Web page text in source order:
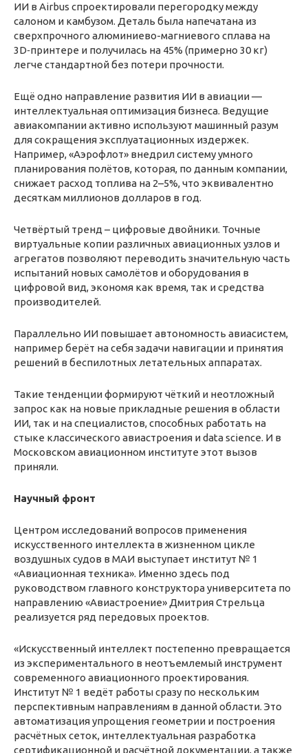
ИИ в Airbus спроектировали перегородку между
салоном и камбузом. Деталь была напечатана из
сверхпрочного алюминиево-магниевого сплава на
3D‑принтере и получилась на 45% (примерно 30 кг)
легче стандартной без потери прочности.
Ещё одно направление развития ИИ в авиации —
интеллектуальная оптимизация бизнеса. Ведущие
авиакомпании активно используют машинный разум
для сокращения эксплуатационных издержек.
Например, «Аэрофлот» внедрил систему умного
планирования полётов, которая, по данным компании,
снижает расход топлива на 2–5%, что эквивалентно
десяткам миллионов долларов в год.
Четвёртый тренд – цифровые двойники. Точные
виртуальные копии различных авиационных узлов и
агрегатов позволяют переводить значительную часть
испытаний новых самолётов и оборудования в
цифровой вид, экономя как время, так и средства
производителей.
Параллельно ИИ повышает автономность авиасистем,
например берёт на себя задачи навигации и принятия
решений в беспилотных летательных аппаратах.
Такие тенденции формируют чёткий и неотложный
запрос как на новые прикладные решения в области
ИИ, так и на специалистов, способных работать на
стыке классического авиастроения и data science. И в
Московском авиационном институте этот вызов
приняли.
Научный фронт
Центром исследований вопросов применения
искусственного интеллекта в жизненном цикле
воздушных судов в МАИ выступает институт № 1
«Авиационная техника». Именно здесь под
руководством главного конструктора университета по
направлению «Авиастроение» Дмитрия Стрельца
реализуется ряд передовых проектов.
«Искусственный интеллект постепенно превращается
из экспериментального в неотъемлемый инструмент
современного авиационного проектирования.
Институт № 1 ведёт работы сразу по нескольким
перспективным направлениям в данной области. Это
автоматизация упрощения геометрии и построения
расчётных сеток, интеллектуальная разработка
сертификационной и расчётной документации, а также